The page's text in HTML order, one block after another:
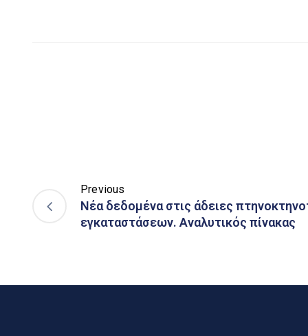
Previous
Νέα δεδομένα στις άδειες
εγκαταστάσεων. Αναλυτικός πίνακας